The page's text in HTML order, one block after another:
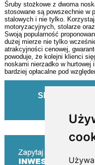
Śruby stożkowe z dwoma
stosowane są powszechnie w
stalowych i nie tylko.
motoryzacyjnych, stolarze
Swoją popularność
dużej mierze nie tylko
atrakcyjności cenowej,
powoduje, że kolejni klienci
noskami nierzadko w
bardziej opłacalne pod
Skontaktuj się